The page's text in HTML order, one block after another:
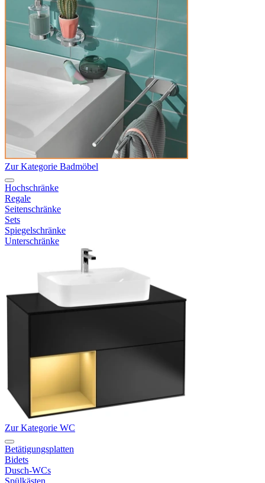
Zur Kategorie Badmöbel
Hochschränke
Regale
Seitenschränke
Sets
Spiegelschränke
Unterschränke
Zur Kategorie WC
Betätigungsplatten
Bidets
Dusch-WCs
Spülkästen